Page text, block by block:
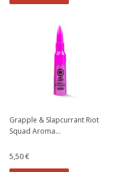
Grapple & Slapcurrant Riot
Squad Aroma...
5,50 €